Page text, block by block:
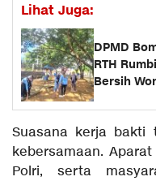
Lihat Juga:
DPMD
RTH
Bersih
Suasana kerja bakti
kebersamaan.
Polri, serta